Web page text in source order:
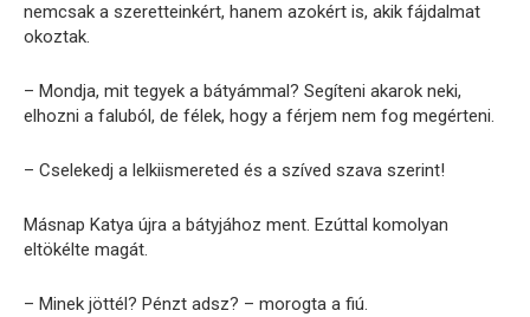
nemcsak a szeretteinkért, hanem azokért is, akik fájdalmat
okoztak.
– Mondja, mit tegyek a bátyámmal? Segíteni akarok neki,
elhozni a faluból, de félek, hogy a férjem nem fog megérteni.
– Cselekedj a lelkiismereted és a szíved szava szerint!
Másnap Katya újra a bátyjához ment. Ezúttal komolyan
eltökélte magát.
– Minek jöttél? Pénzt adsz? – morogta a fiú.